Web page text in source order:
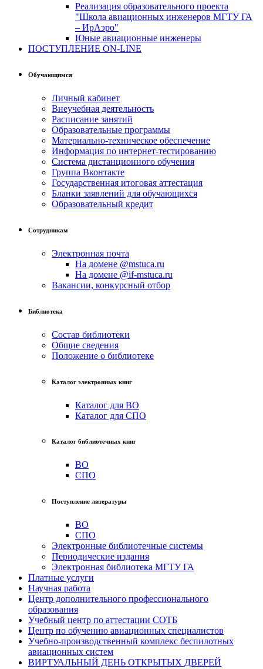
Реализация образовательного проекта
"Школа авиационных инженеров МГТУ ГА
– ИрАэро"
Юные авиационные инженеры
ПОСТУПЛЕНИЕ ON-LINE
Обучающимся
Личный кабинет
Внеучебная деятельность
Расписание занятий
Образовательные программы
Материально-техническое обеспечение
Информация по интернет-тестированию
Система дистанционного обучения
Группа Вконтакте
Государственная итоговая аттестация
Бланки заявлений для обучающихся
Образовательный кредит
Сотрудникам
Электронная почта
На домене @mstuca.ru
На домене @if-mstuca.ru
Вакансии, конкурсный отбор
Библиотека
Состав библиотеки
Общие сведения
Положение о библиотеке
Каталог электронных книг
Каталог для ВО
Каталог для СПО
Каталог библиотечных книг
ВО
СПО
Поступление литературы
ВО
СПО
Электронные библиотечные системы
Периодические издания
Электронная библиотека МГТУ ГА
Платные услуги
Научная работа
Центр дополнительного профессионального
образования
Учебный центр по аттестации СОТБ
Центр по обучению авиационных специалистов
Учебно-производственный комплекс беспилотных
авиационных систем
ВИРТУАЛЬНЫЙ ДЕНЬ ОТКРЫТЫХ ДВЕРЕЙ